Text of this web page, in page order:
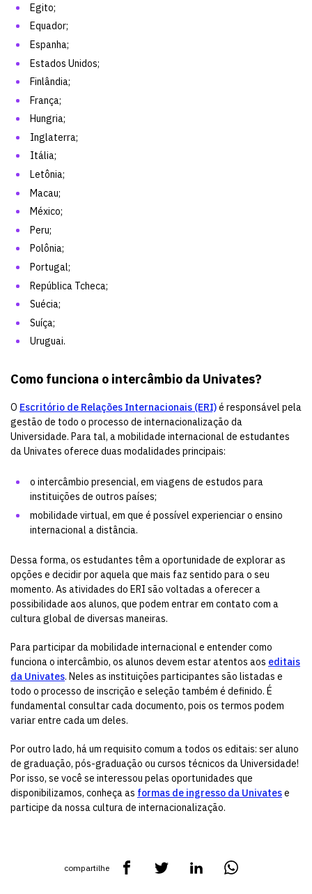
Egito;
Equador;
Espanha;
Estados Unidos;
Finlândia;
França;
Hungria;
Inglaterra;
Itália;
Letônia;
Macau;
México;
Peru;
Polônia;
Portugal;
República Tcheca;
Suécia;
Suíça;
Uruguai.
Como funciona o intercâmbio da Univates?
O Escritório de Relações Internacionais (ERI)é responsável pela
gestão de todo o processo de internacionalização da
Universidade. Para tal, a mobilidade internacional de estudantes
da Univates oferece duas modalidades principais:
o intercâmbio presencial, em viagens de estudos para
instituições de outros países;
mobilidade virtual, em que é possível experienciar o ensino
internacional a distância.
Dessa forma, os estudantes têm a oportunidade de explorar as
opções e decidir por aquela que mais faz sentido para o seu
momento. As atividades do ERI são voltadas a oferecer a
possibilidade aos alunos, que podem entrar em contato com a
cultura global de diversas maneiras.
Para participar da mobilidade internacional e entender como
funciona o intercâmbio, os alunos devem estar atentos aos editais
da Univates. Neles as instituições participantes são listadas e
todo o processo de inscrição e seleção também é definido. É
fundamental consultar cada documento, pois os termos podem
variar entre cada um deles.
Por outro lado, há um requisito comum a todos os editais: ser aluno
de graduação, pós-graduação ou cursos técnicos da Universidade!
Por isso, se você se interessou pelas oportunidades que
disponibilizamos, conheça as formas de ingresso da Univatese
participe da nossa cultura de internacionalização.
compartilhe